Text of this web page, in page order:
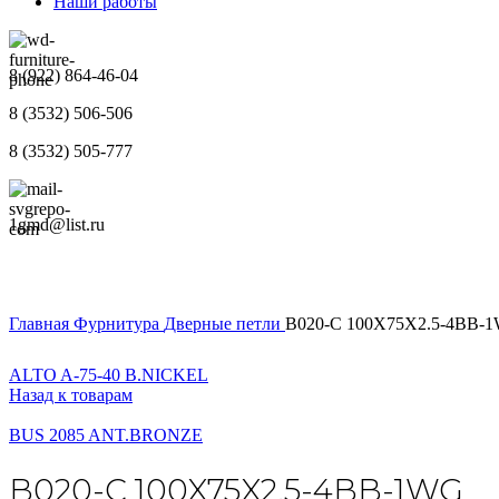
8 (922) 864-46-04
8 (3532) 506-506
8 (3532) 505-777
1gmd@list.ru
Главная Фурнитура Дверные петли B020-C 100X75X2.5-4BB-
ALTO A-75-40 B.NICKEL
Назад к товарам
BUS 2085 ANT.BRONZE
B020-C 100X75X2.5-4BB-1WG